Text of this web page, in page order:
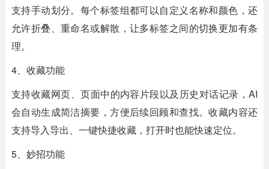
支持手动划分。每个标签组都可以自定义名称和颜色，还
允许折叠、重命名或解散，让多标签之间的切换更加有条
理。
4、收藏功能
支持收藏网页、页面中的内容片段以及历史对话记录，AI
会自动生成简洁摘要，方便后续回顾和查找。收藏内容还
支持导入导出、一键快捷收藏，打开时也能快速定位。
5、妙招功能